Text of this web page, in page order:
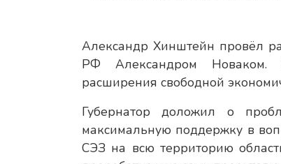
Александр Хинштейн провёл
РФ Александром Новаком.
расширения свободной
Губернатор доложил о
максимальную поддержку в
СЭЗ на всю территорию